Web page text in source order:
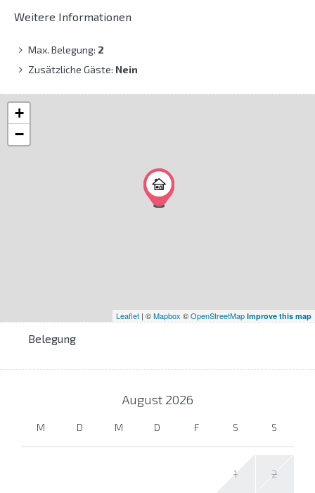
Weitere Informationen
Max. Belegung: 2
Zusätzliche Gäste: Nein
+
−
Leaflet | ©Mapbox ©OpenStreetMap Improve this map
Belegung
August 2026
M D M D F S S
1 2